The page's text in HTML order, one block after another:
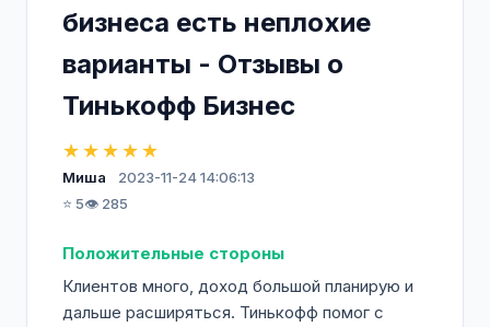
бизнеса есть неплохие
варианты - Отзывы о
Тинькофф Бизнес
★★★★★
Миша
2023-11-24 14:06:13
⭐ 5👁️ 285
Положительные стороны
Клиентов много, доход большой планирую и
дальше расширяться. Тинькофф помог с